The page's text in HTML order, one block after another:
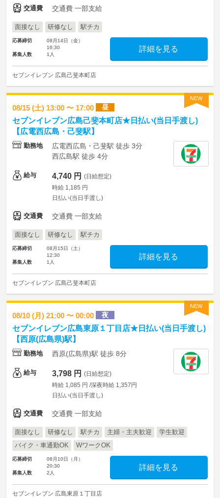
交通費 交通費 一部支給
面接なし 研修なし 駅チカ
応募締切
08月14日（金）
16:30
募集人数
1人
詳細を見る
セブンイレブン 広島己斐本町店
NEW
08/15 (土) 13:00 〜 17:00 昼
セブンイレブン広島己斐本町店★日払い(当日手渡し)
【広電西広島・己斐駅】
勤務地
広電西広島・己斐駅 徒歩 3分
西広島駅 徒歩 4分
給与 4,740 円 (日給想定)
時給 1,185 円
日払い(当日手渡し)
交通費 交通費 一部支給
面接なし 研修なし 駅チカ
応募締切
08月15日（土）
12:30
募集人数
1人
詳細を見る
セブンイレブン 広島己斐本町店
NEW
08/10 (月) 21:00 〜 00:00 夜
セブンイレブン広島東原１丁目店★日払い(当日手渡し)
【西原(広島県)駅】
勤務地 西原(広島県)駅 徒歩 8分
給与 3,798 円 (日給想定)
時給 1,085 円 /深夜時給 1,357円
日払い(当日手渡し)
交通費 交通費 一部支給
面接なし 研修なし 駅チカ 主婦・主夫歓迎
学生歓迎
バイク・車通勤OK
WワークOK
応募締切
08月10日（月）
20:30
募集人数
2人
詳細を見る
セブンイレブン 広島東原１丁目店